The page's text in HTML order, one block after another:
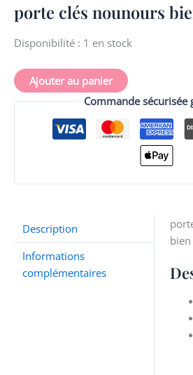
porte clés nounours
Disponibilité : 1 en stock
porte
clés
nounours
êtreAjouter au panier
Commande sécurisée
Description
Informations
complémentaires